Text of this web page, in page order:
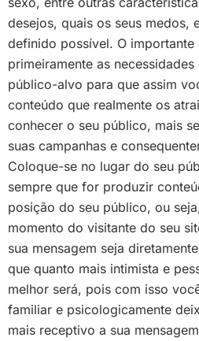
desejos, quais os seus medos,
definido possível. O
primeiramente as
público-alvo para que assim
conteúdo que realmente os
conhecer o seu público, mais
suas campanhas e
Coloque-se no lugar do seu
sempre que for produzir
posição do seu público, ou
momento do visitante do seu
sua mensagem seja
que quanto mais intimista e
melhor será, pois com isso
familiar e psicologicamente
mais receptivo a sua